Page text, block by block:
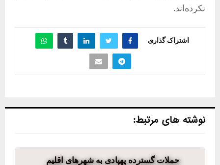
نکرده‌اند.
اشتراک گذاری
نوشته های مرتبط:
حملات گسترده پهپادی به شهرهای اقلیم